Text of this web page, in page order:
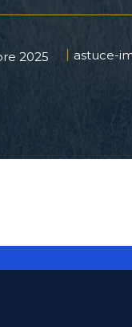
2025 astuce-